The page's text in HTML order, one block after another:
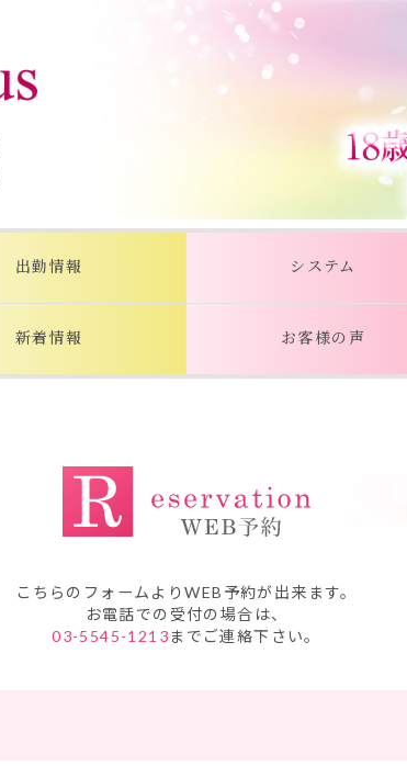
出勤情報 システム
新着情報 お客様の声
こちらのフォームよりWEB予約が出来ます。
お電話での受付の場合は、
03-5545-1213までご連絡下さい。